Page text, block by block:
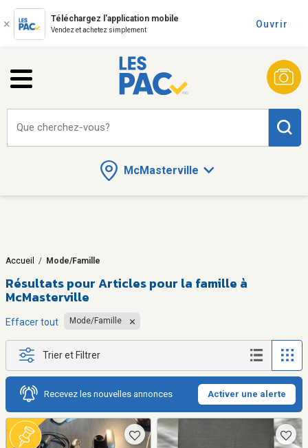
Téléchargez l'application mobile
Vendez et achetez simplement
Ouvrir
McMasterville
Que cherchez-vous?
Accueil / Mode/Famille
Résultats pourArticles pour la famille à
McMasterville
Effacer tout Mode/Famille
Trier et Filtrer
Recevez les nouvelles annonces Activer une alerte